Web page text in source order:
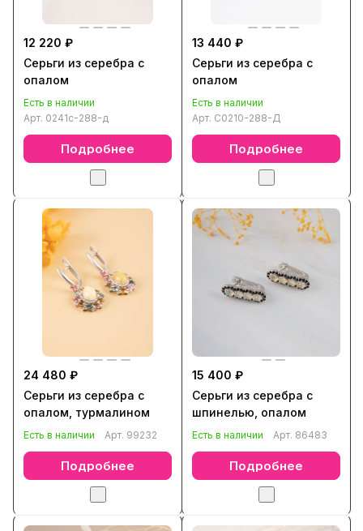
12 220 ₽
Серьги из серебра с
опалом
Есть в наличии
Арт. 0241с-288-д
Подробнее
13 440 ₽
Серьги из серебра с
опалом
Есть в наличии
Арт. С0210-288-Д
Подробнее
24 480 ₽
Серьги из серебра с
опалом, турмалином
Есть в наличии Арт. 99232
Подробнее
15 400 ₽
Серьги из серебра с
шпинелью, опалом
Есть в наличии Арт. 86483
Подробнее